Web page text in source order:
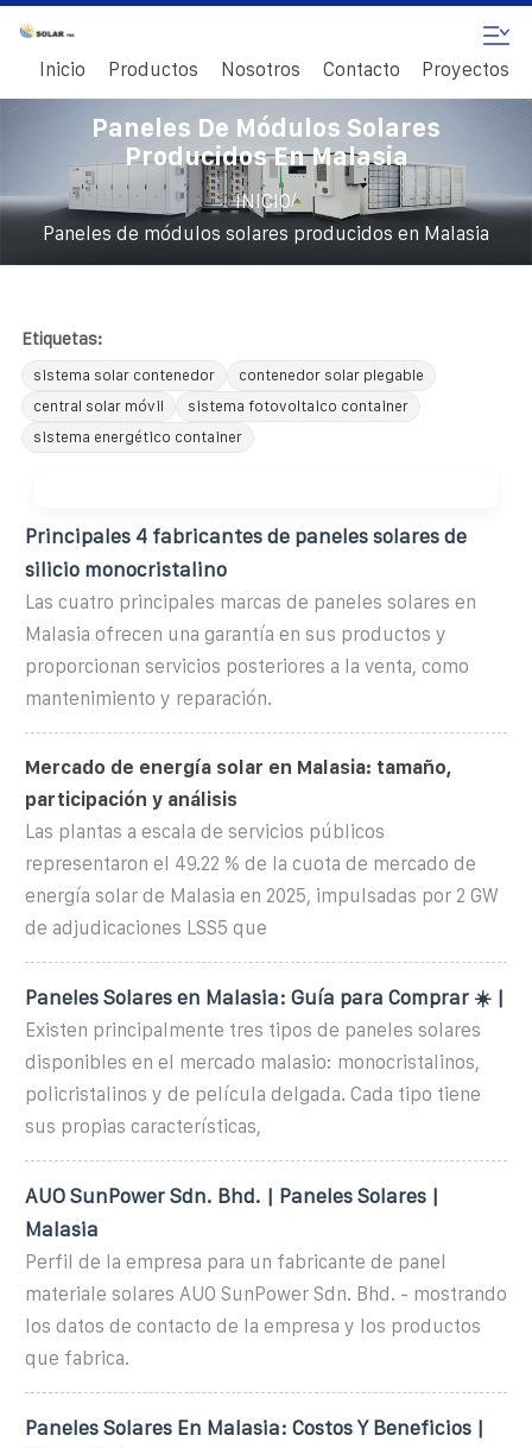
Inicio Productos Nosotros Contacto Proyectos
Paneles De Módulos Solares
Producidos En Malasia
INICIO/
Paneles de módulos solares producidos en Malasia
Etiquetas:
sistema solar contenedor
contenedor solar plegable
central solar móvil
sistema fotovoltaico container
sistema energético container
Principales 4 fabricantes de paneles solares de
silicio monocristalino
Las cuatro principales marcas de paneles solares en
Malasia ofrecen una garantía en sus productos y
proporcionan servicios posteriores a la venta, como
mantenimiento y reparación.
Mercado de energía solar en Malasia: tamaño,
participación y análisis
Las plantas a escala de servicios públicos
representaron el 49.22 % de la cuota de mercado de
energía solar de Malasia en 2025, impulsadas por 2 GW
de adjudicaciones LSS5 que
Paneles Solares en Malasia: Guía para Comprar ☀️ |
Existen principalmente tres tipos de paneles solares
disponibles en el mercado malasio: monocristalinos,
policristalinos y de película delgada. Cada tipo tiene
sus propias características,
AUO SunPower Sdn. Bhd. | Paneles Solares |
Malasia
Perfil de la empresa para un fabricante de panel
materiale solares AUO SunPower Sdn. Bhd. - mostrando
los datos de contacto de la empresa y los productos
que fabrica.
Paneles Solares En Malasia: Costos Y Beneficios |